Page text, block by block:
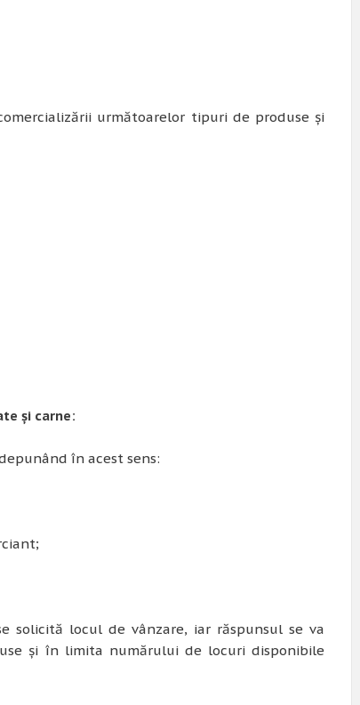
următoarelor tipuri de produse și
și carne:
în acest sens:
solicită locul de vânzare, iar răspunsul se va
și în limita numărului de locuri disponibile